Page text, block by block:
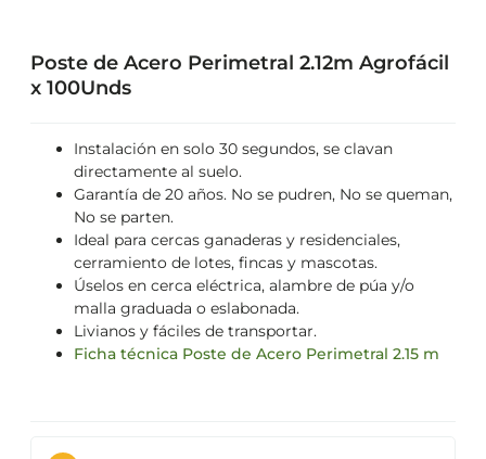
Poste de Acero Perimetral 2.12m Agrofácil
x 100Unds
Instalación en solo 30 segundos, se clavan
directamente al suelo.
Garantía de 20 años. No se pudren, No se queman,
No se parten.
Ideal para cercas ganaderas y residenciales,
cerramiento de lotes, fincas y mascotas.
Úselos en cerca eléctrica, alambre de púa y/o
malla graduada o eslabonada.
Livianos y fáciles de transportar.
Ficha técnica Poste de Acero Perimetral 2.15 m